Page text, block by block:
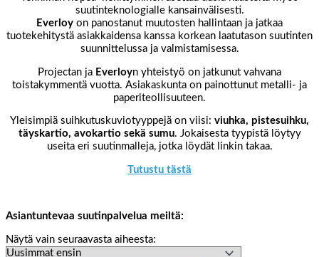
suutinteknologialle kansainvälisesti.
Everloy on panostanut muutosten hallintaan ja jatkaa
tuotekehitystä asiakkaidensa kanssa korkean laatutason suutinten
suunnittelussa ja valmistamisessa.
Projectan ja Everloyn yhteistyö on jatkunut vahvana
toistakymmentä vuotta. Asiakaskunta on painottunut metalli- ja
paperiteollisuuteen.
Yleisimpiä suihkutuskuviotyyppejä on viisi: viuhka, pistesuihku,
täyskartio, avokartio sekä sumu. Jokaisesta tyypistä löytyy
useita eri suutinmalleja, jotka löydät linkin takaa.
Tutustu tästä
Asiantuntevaa suutinpalvelua meiltä:
Näytä vain seuraavasta aiheesta: